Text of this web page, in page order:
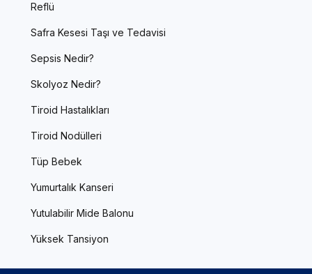
Reflü
Safra Kesesi Taşı ve Tedavisi
Sepsis Nedir?
Skolyoz Nedir?
Tiroid Hastalıkları
Tiroid Nodülleri
Tüp Bebek
Yumurtalık Kanseri
Yutulabilir Mide Balonu
Yüksek Tansiyon